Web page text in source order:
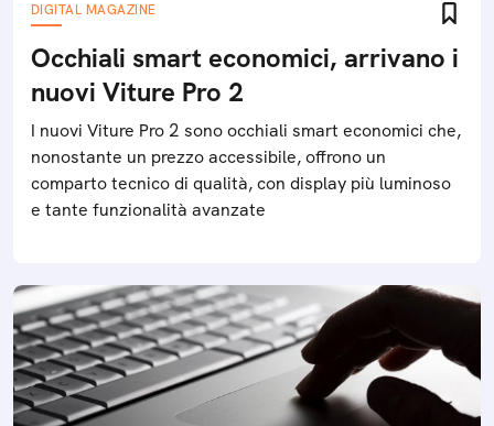
DIGITAL MAGAZINE
Occhiali smart economici, arrivano i
nuovi Viture Pro 2
I nuovi Viture Pro 2 sono occhiali smart economici che,
nonostante un prezzo accessibile, offrono un
comparto tecnico di qualità, con display più luminoso
e tante funzionalità avanzate